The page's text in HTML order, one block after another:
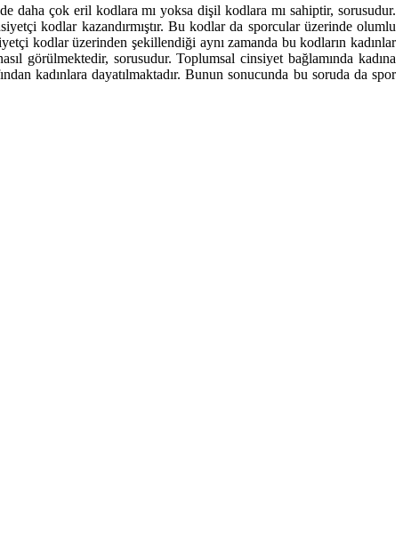
daha çok eril kodlara mı yoksa dişil kodlara mı sahiptir, sorusudur.
kodlar kazandırmıştır. Bu kodlar da sporcular üzerinde olumlu
kodlar üzerinden şekillendiği aynı zamanda bu kodların kadınlar
görülmektedir, sorusudur. Toplumsal cinsiyet bağlamında kadına
kadınlara dayatılmaktadır. Bunun sonucunda bu soruda da spor